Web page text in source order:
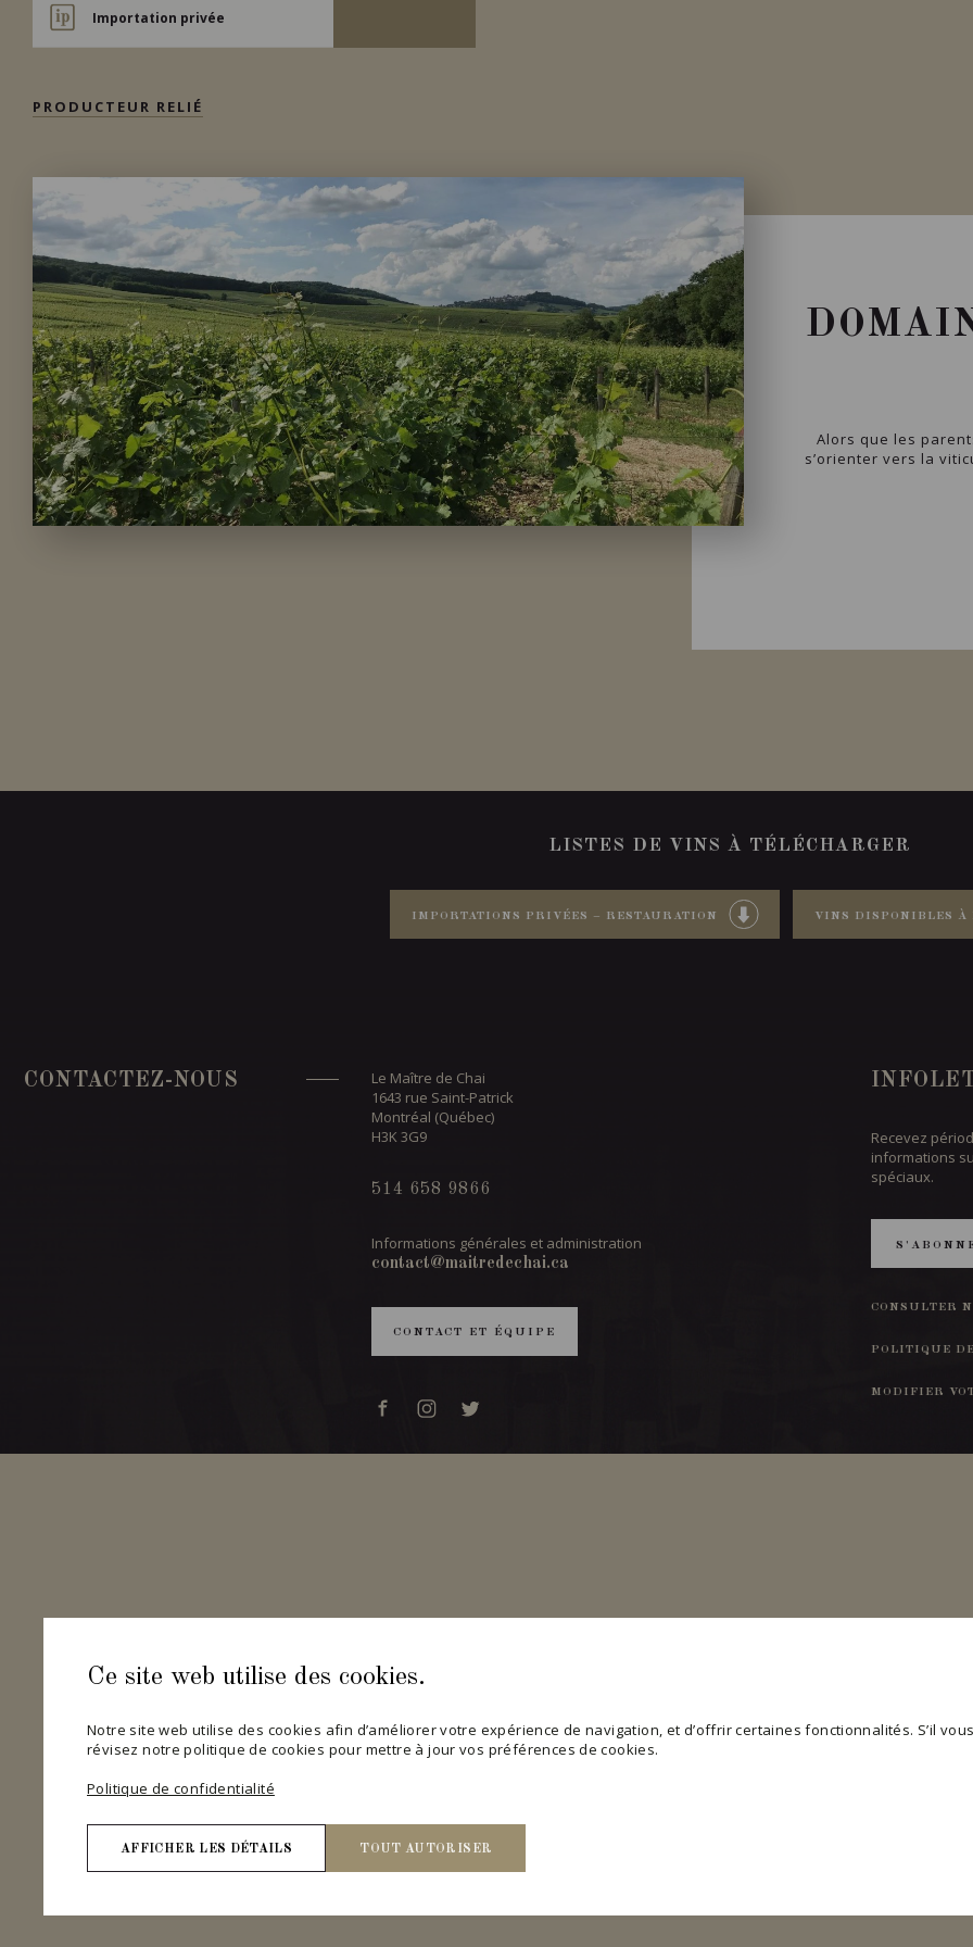
Ce site web utilise des cookies.
Notre site web utilise des cookies afin d’améliorer votre expérience de navigation, et d’offrir certaines fonctionnalités. S’il
révisez notre politique de cookies pour mettre à jour vos préférences de cookies.
Politique de confidentialité
AFFICHER LES DÉTAILS TOUT AUTORISER
Nécessaires
Importation privée
PRODUCTEUR RELIÉ
Alors que les
s’orienter vers la
LISTES DE VINS À TÉLÉCHARGER
IMPORTATIONS PRIVÉES – RESTAURATION VINS DISPONIBLES À
CONTACTEZ-NOUS
Le Maître de Chai
1643 rue Saint-Patrick
Montréal (Québec)
H3K 3G9
514 658 9866
Informations générales et administration
contact@maitredechai.ca
CONTACT ET ÉQUIPE
Recevez
informations
spéciaux.
CONSULTER
POLITIQUE
MODIFIER